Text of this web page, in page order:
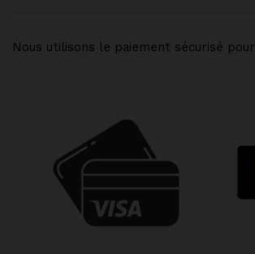
Nous utilisons le paiement sécurisé pour